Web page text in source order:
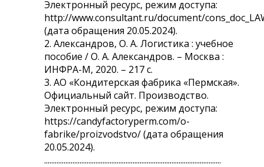
Электронный ресурс, режим доступа:
http://www.consultant.ru/document/
(дата обращения 20.05.2024).
2. Александров, О. А. Логистика : учебное
пособие / О. А. Александров. – Москва :
ИНФРА-М, 2020. – 217 с.
3. АО «Кондитерская фабрика «Пермская».
Официальный сайт. Производство.
Электронный ресурс, режим доступа:
https://candyfactoryperm.com/o-
fabrike/proizvodstvo/ (дата обращения
20.05.2024).
....................................................................................................